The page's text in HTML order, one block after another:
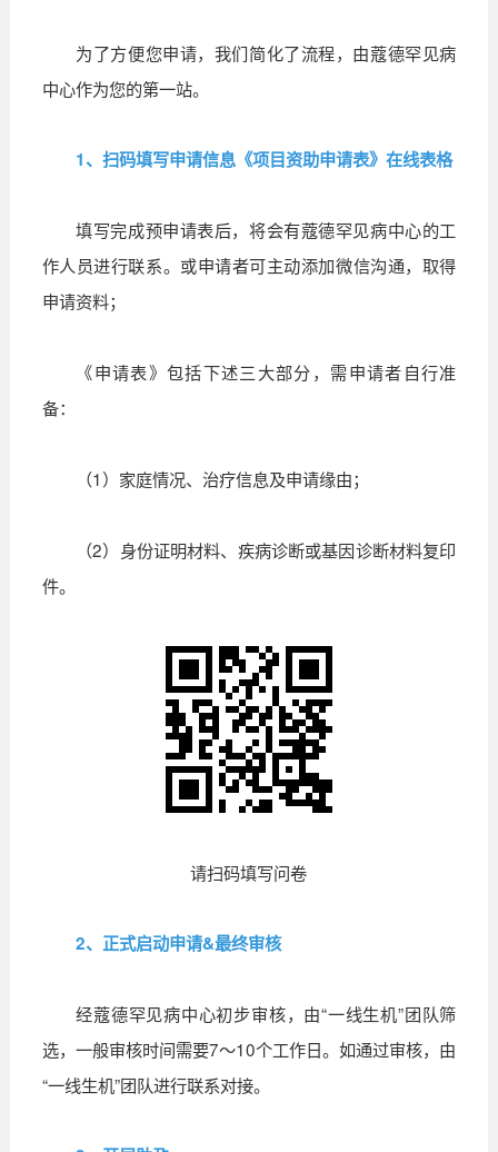
为了方便您申请，我们简化了流程，由蔻德罕见病
中心作为您的第一站。
1、扫码填写申请信息《项目资助申请表》在线表格
填写完成预申请表后，将会有蔻德罕见病中心的工
作人员进行联系。或申请者可主动添加微信沟通，取得
申请资料；
《申请表》包括下述三大部分，需申请者自行准
备：
（1）家庭情况、治疗信息及申请缘由；
（2）身份证明材料、疾病诊断或基因诊断材料复印
件。
请扫码填写问卷
2、正式启动申请&最终审核
经蔻德罕见病中心初步审核，由“一线生机”团队筛
选，一般审核时间需要7～10个工作日。如通过审核，由
“一线生机”团队进行联系对接。